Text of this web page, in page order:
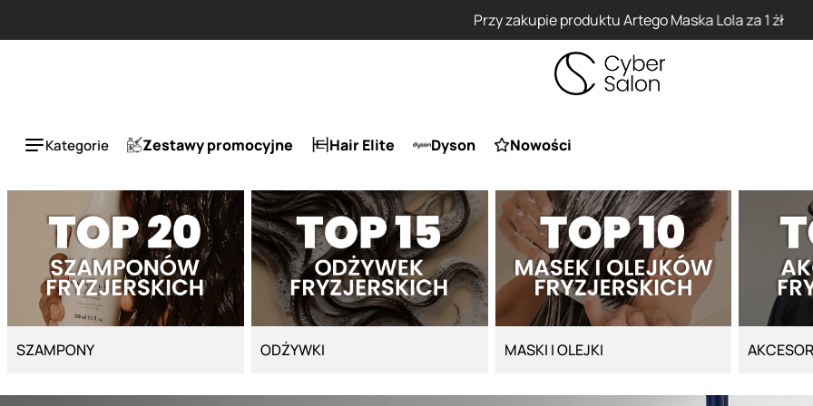
Przy zakupie produktu Artego Maska Lola za 1 żł
Kategorie Zestawy promocyjne Hair Elite Dyson Nowości
SZAMPONY ODŻYWKI MASKI I OLEJKI